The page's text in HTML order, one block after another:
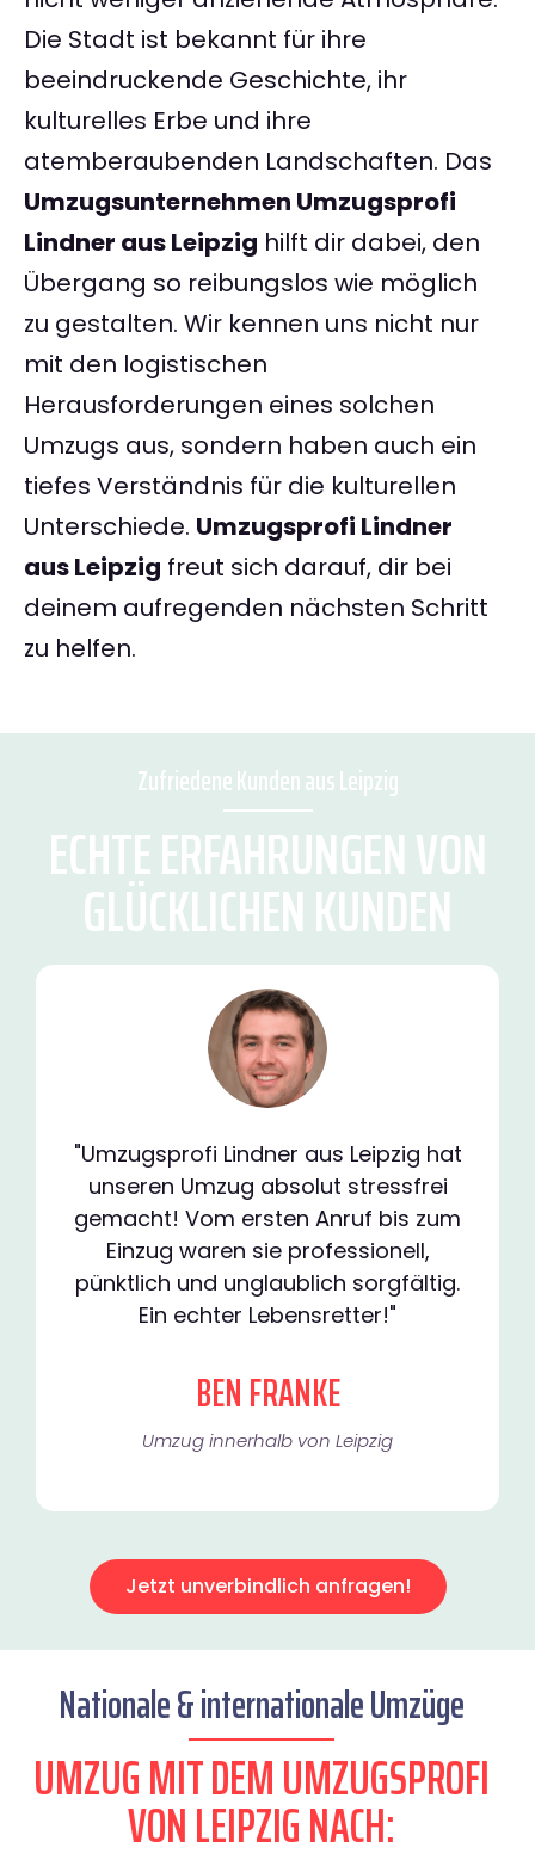
Die Stadt ist bekannt für ihre
beeindruckende Geschichte, ihr
kulturelles Erbe und ihre
atemberaubenden Landschaften. Das
Umzugsunternehmen Umzugsprofi
Lindner aus Leipzig hilft dir dabei, den
Übergang so reibungslos wie möglich
zu gestalten. Wir kennen uns nicht nur
mit den logistischen
Herausforderungen eines solchen
Umzugs aus, sondern haben auch ein
tiefes Verständnis für die kulturellen
Unterschiede. Umzugsprofi Lindner
aus Leipzig freut sich darauf, dir bei
deinem aufregenden nächsten Schritt
zu helfen.
Zufriedene Kunden aus Leipzig
ECHTE ERFAHRUNGEN VON
GLÜCKLICHEN KUNDEN
"Umzugsprofi Lindner aus Leipzig hat
unseren Umzug absolut stressfrei
gemacht! Vom ersten Anruf bis zum
Einzug waren sie professionell,
pünktlich und unglaublich sorgfältig.
Ein echter Lebensretter!"
BEN FRANKE
Umzug innerhalb von Leipzig​
Jetzt unverbindlich anfragen!
Nationale & internationale Umzüge
UMZUG MIT DEM UMZUGSPROFI
VON LEIPZIG NACH: